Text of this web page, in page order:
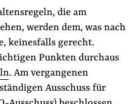
Uns
YoutubeLinkedIn
Feed
die am
werden dem, was nach
keinesfalls gerecht.
Punkten durchaus
. Am vergangenen
Ausschuss für